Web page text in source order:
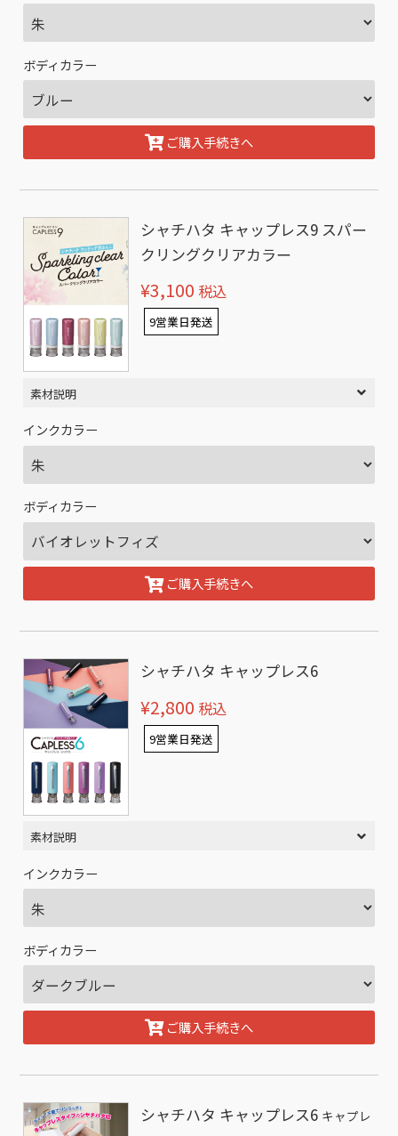
ボディカラー
ご購入手続きへ
シャチハタ キャップレス9 スパー
クリングクリアカラー
¥3,100 税込
9営業日発送
素材説明
インクカラー
ボディカラー
ご購入手続きへ
シャチハタ キャップレス6
¥2,800 税込
9営業日発送
素材説明
インクカラー
ボディカラー
ご購入手続きへ
シャチハタ キャップレス6 キャプレ